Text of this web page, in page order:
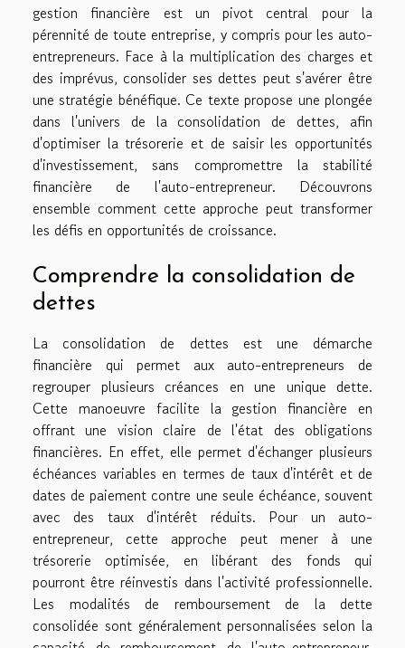
gestion financière est un pivot central pour la
pérennité de toute entreprise, y compris pour les auto-
entrepreneurs. Face à la multiplication des charges et
des imprévus, consolider ses dettes peut s'avérer être
une stratégie bénéfique. Ce texte propose une plongée
dans l'univers de la consolidation de dettes, afin
d'optimiser la trésorerie et de saisir les opportunités
d'investissement, sans compromettre la stabilité
financière de l'auto-entrepreneur. Découvrons
ensemble comment cette approche peut transformer
les défis en opportunités de croissance.
Comprendre la consolidation de
dettes
La consolidation de dettes est une démarche
financière qui permet aux auto-entrepreneurs de
regrouper plusieurs créances en une unique dette.
Cette manoeuvre facilite la gestion financière en
offrant une vision claire de l'état des obligations
financières. En effet, elle permet d'échanger plusieurs
échéances variables en termes de taux d'intérêt et de
dates de paiement contre une seule échéance, souvent
avec des taux d'intérêt réduits. Pour un auto-
entrepreneur, cette approche peut mener à une
trésorerie optimisée, en libérant des fonds qui
pourront être réinvestis dans l'activité professionnelle.
Les modalités de remboursement de la dette
consolidée sont généralement personnalisées selon la